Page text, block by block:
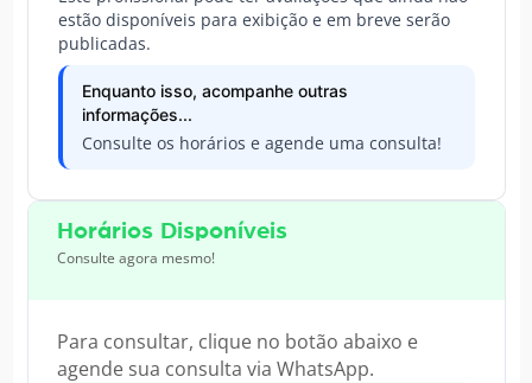
estão disponíveis para exibição e em breve serão
publicadas.
Enquanto isso, acompanhe outras
informações...
Consulte os horários e agende uma consulta!
Horários Disponíveis
Consulte agora mesmo!
Para consultar, clique no botão abaixo e
agende sua consulta via WhatsApp.